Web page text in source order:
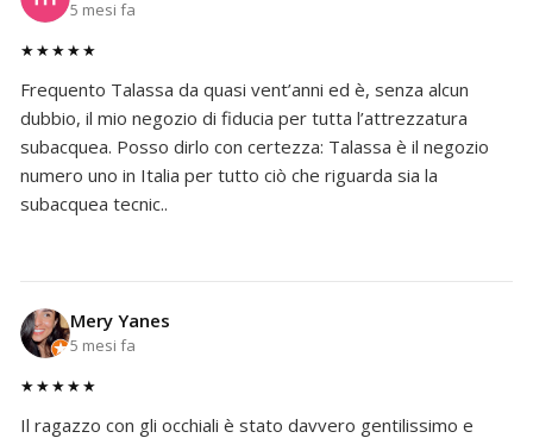
5 mesi fa
★★★★★
Frequento Talassa da quasi vent’anni ed è, senza alcun
dubbio, il mio negozio di fiducia per tutta l’attrezzatura
subacquea. Posso dirlo con certezza: Talassa è il negozio
numero uno in Italia per tutto ciò che riguarda sia la
subacquea tecnic..
Mery Yanes
5 mesi fa
★★★★★
Il ragazzo con gli occhiali è stato davvero gentilissimo e